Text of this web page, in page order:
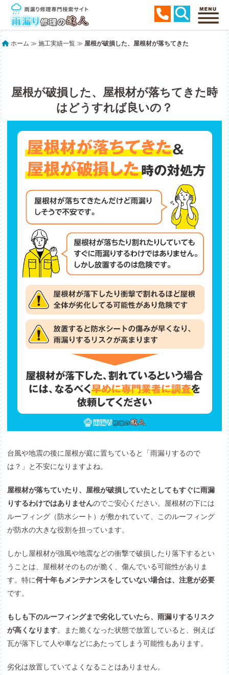
ホーム ≫施工実績一覧 ≫ 屋根が破損した、屋根材が落ちてきた
屋根が破損した、屋根材が落ちてきた時
はどうすれば良いの？
台風や地震の後に屋根が庭に置ちていると「雨漏りするので
は？」と不安になりますよね。
屋根材が落ちていたり、屋根が破損していたとしてもすぐに雨漏
りするわけではありませんのでご安心ください。屋根材の下には
ルーフィング（防水シート）が敷かれていて、このルーフィング
が防水の大きな役割を担っています。
しかし屋根材が強風や地震などの衝撃で破損したり落下するとい
うことは、屋根材そのものが脆く、傷んでいる可能性がありま
す。特に何十年もメンテナンスをしていない場合は、注意が必要
です。
もしも下のルーフィングまで劣化していたら、雨漏りするリスク
が高くなります。また脆くなった状態で放置していると、例えば
瓦が落下して人や車などにあたってしまう可能性もあります。
劣化は放置していてよくなることはありません。